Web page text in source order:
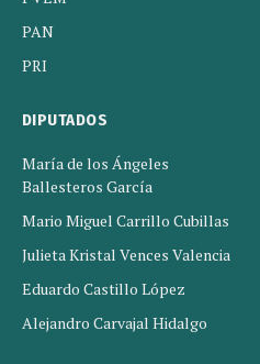
PAN
PRI
DIPUTADOS
María de los Ángeles
Ballesteros García
Mario Miguel Carrillo Cubillas
Julieta Kristal Vences Valencia
Eduardo Castillo López
Alejandro Carvajal Hidalgo